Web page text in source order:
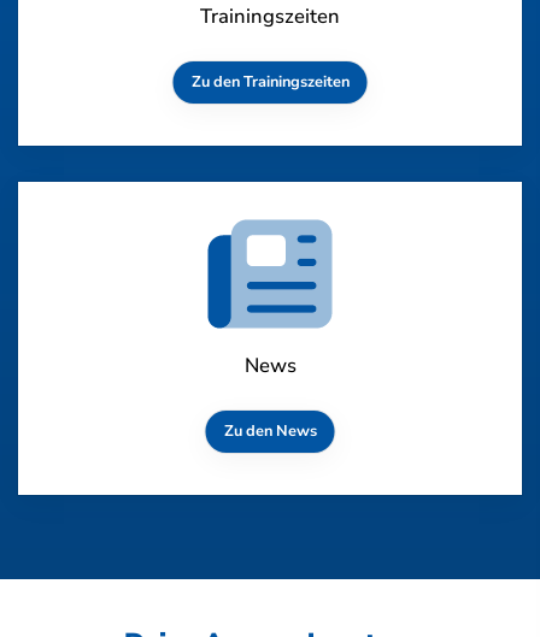
Trainingszeiten
Zu den Trainingszeiten
News
Zu den News